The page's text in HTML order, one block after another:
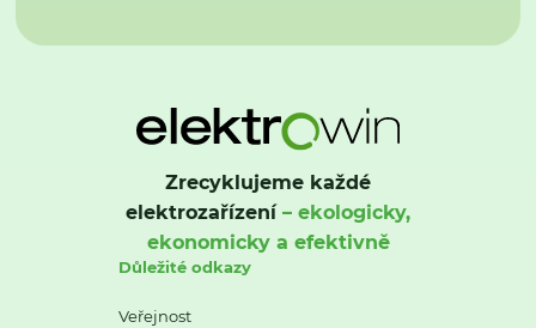
Zrecyklujeme každé
elektrozařízení– ekologicky,
ekonomicky a efektivně
Důležité odkazy
Veřejnost